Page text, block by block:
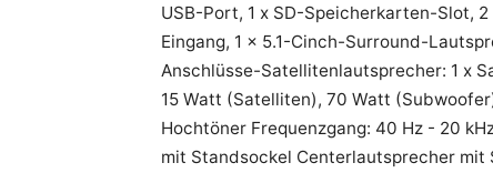
USB-Port, 1 x SD-Speicherkarten-Slot,
Eingang, 1 x 5.1-Cinch-Surround-
Anschlüsse-Satellitenlautsprecher: 1 x
15 Watt (Satelliten), 70 Watt
Hochtöner Frequenzgang: 40 Hz - 20
mit Standsockel Centerlautsprecher